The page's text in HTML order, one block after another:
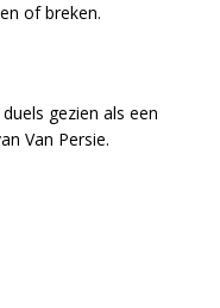
of breken.
gezien als een
Van Persie.